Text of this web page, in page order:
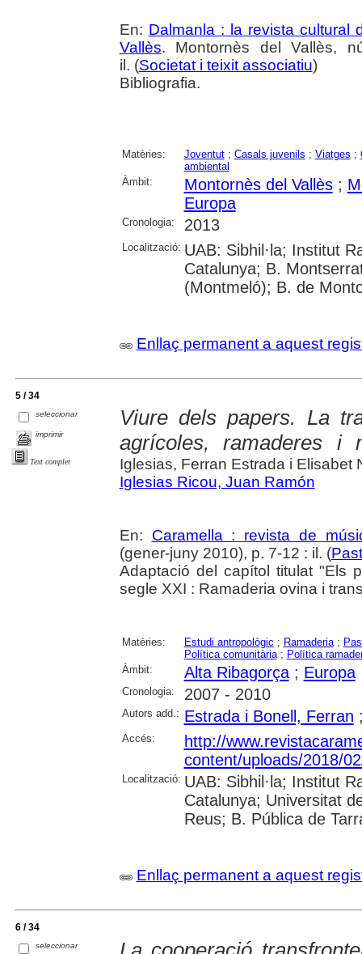
En: Dalmanla : la revista cultural
Vallès. Montornès del Vallès,
il. (Societat i teixit associatiu)
Bibliografia.
Matèries: Joventut; Casals juvenils ; Viatges ;
ambiental
Àmbit:
Montornès del Vallès;
Europa
Cronologia: 2013
Localització: UAB: Sibhil·la; Institut
Catalunya; B.
(Montmeló); B. de
Enllaç permanent a aquest
5 / 34
seleccionar
imprimir
Text complet
Viure dels papers. La
agrícoles, ramaderes i
Iglesias, Ferran Estrada i Elisabet
Iglesias Ricou, Juan Ramón
En: Caramella : revista de
(gener-juny 2010), p. 7-12 : il. (
Adaptació del capítol titulat "Els
segle XXI : Ramaderia ovina i
Matèries: Estudi antropològic ; Ramaderia;
Política comunitària; Política
Àmbit:
Alta Ribagorça; Europa
Cronologia: 2007 - 2010
Autors add.: Estrada i Bonell, Ferran
Accés:
http://
content/uploads/2018/
Localització: UAB: Sibhil·la; Institut
Catalunya; Universitat
Reus; B. Pública de
Enllaç permanent a aquest
6 / 34
seleccionar